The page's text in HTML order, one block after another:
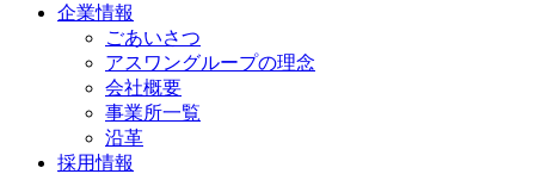
企業情報
ごあいさつ
アスワングループの理念
会社概要
事業所一覧
沿革
採用情報